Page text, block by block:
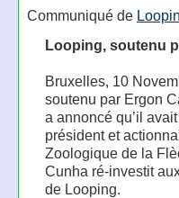
Communiqué de
Looping, soutenu
Bruxelles, 10
soutenu par Ergon
a annoncé qu’il
président et
Zoologique de la
Cunha ré-investit
de Looping.